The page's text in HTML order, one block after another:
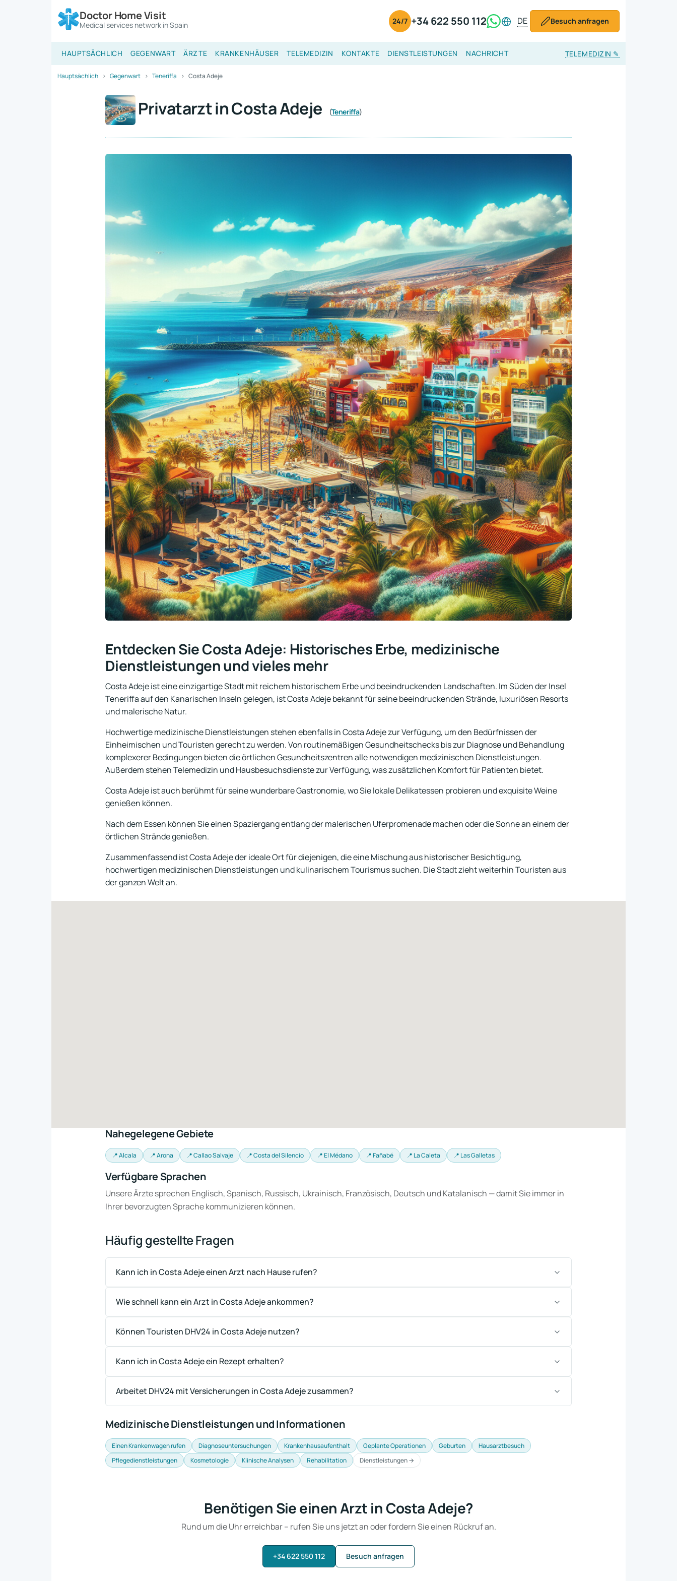
Doctor Home Visit
Medical services network in Spain 24/7 +34 622 550 112 DE Besuch anfragen
HAUPTSÄCHLICH GEGENWART ÄRZTE KRANKENHÄUSER TELEMEDIZIN KONTAKTE DIENSTLEISTUNGEN NACHRICHT TELEMEDIZIN ✎
Hauptsächlich Gegenwart Teneriffa Costa Adeje
Privatarzt in Costa Adeje (Teneriffa)
Entdecken Sie Costa Adeje: Historisches Erbe, medizinische
Dienstleistungen und vieles mehr
Costa Adeje ist eine einzigartige Stadt mit reichem historischem Erbe und beeindruckenden Landschaften. Im Süden der Insel
Teneriffa auf den Kanarischen Inseln gelegen, ist Costa Adeje bekannt für seine beeindruckenden Strände, luxuriösen Resorts
und malerische Natur.
Hochwertige medizinische Dienstleistungen stehen ebenfalls in Costa Adeje zur Verfügung, um den Bedürfnissen der
Einheimischen und Touristen gerecht zu werden. Von routinemäßigen Gesundheitschecks bis zur Diagnose und Behandlung
komplexerer Bedingungen bieten die örtlichen Gesundheitszentren alle notwendigen medizinischen Dienstleistungen.
Außerdem stehen Telemedizin und Hausbesuchsdienste zur Verfügung, was zusätzlichen Komfort für Patienten bietet.
Costa Adeje ist auch berühmt für seine wunderbare Gastronomie, wo Sie lokale Delikatessen probieren und exquisite Weine
genießen können.
Nach dem Essen können Sie einen Spaziergang entlang der malerischen Uferpromenade machen oder die Sonne an einem der
örtlichen Strände genießen.
Zusammenfassend ist Costa Adeje der ideale Ort für diejenigen, die eine Mischung aus historischer Besichtigung,
hochwertigen medizinischen Dienstleistungen und kulinarischem Tourismus suchen. Die Stadt zieht weiterhin Touristen aus
der ganzen Welt an.
Nahegelegene Gebiete
📍 Alcala 📍 Arona 📍 Callao Salvaje 📍 Costa del Silencio 📍 El Médano 📍 Fañabé 📍 La Caleta 📍 Las Galletas
Verfügbare Sprachen
Unsere Ärzte sprechen Englisch, Spanisch, Russisch, Ukrainisch, Französisch, Deutsch und Katalanisch — damit Sie immer in
Ihrer bevorzugten Sprache kommunizieren können.
Häufig gestellte Fragen
Kann ich in Costa Adeje einen Arzt nach Hause rufen?
Wie schnell kann ein Arzt in Costa Adeje ankommen?
Können Touristen DHV24 in Costa Adeje nutzen?
Kann ich in Costa Adeje ein Rezept erhalten?
Arbeitet DHV24 mit Versicherungen in Costa Adeje zusammen?
Medizinische Dienstleistungen und Informationen
Einen Krankenwagen rufen Diagnoseuntersuchungen Krankenhausaufenthalt Geplante Operationen Geburten
Hausarztbesuch
Pflegedienstleistungen
Kosmetologie Klinische Analysen Rehabilitation Dienstleistungen →
Benötigen Sie einen Arzt in Costa Adeje?
Rund um die Uhr erreichbar – rufen Sie uns jetzt an oder fordern Sie einen Rückruf an.
+34 622 550 112 Besuch anfragen